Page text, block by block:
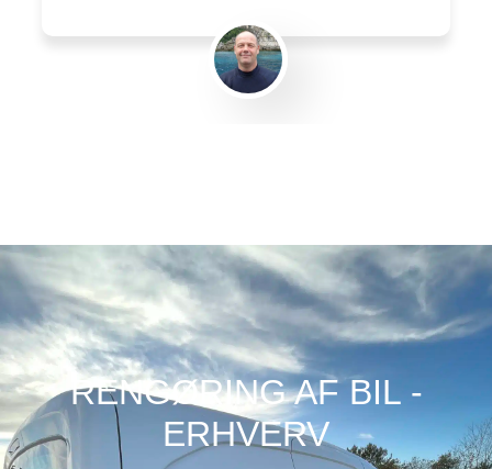
RENGØRING AF BIL -
ERHVERV